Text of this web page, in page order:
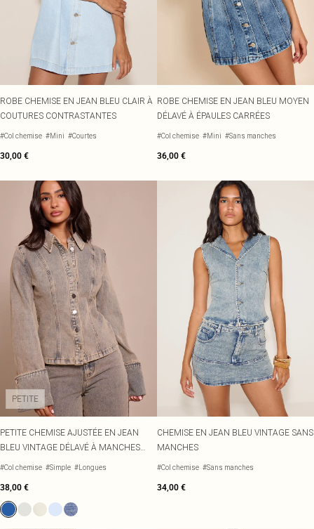
ROBE CHEMISE EN JEAN BLEU CLAIR À
COUTURES CONTRASTANTES
#Col chemise #Mini #Courtes
30,00 €
ROBE CHEMISE EN JEAN BLEU MOYEN
DÉLAVÉ À ÉPAULES CARRÉES
#Col chemise #Mini #Sans manches
36,00 €
PETITE
PETITE CHEMISE AJUSTÉE EN JEAN
BLEU VINTAGE DÉLAVÉ À MANCHES
LONGUES
#Col chemise #Simple #Longues
38,00 €
CHEMISE EN JEAN BLEU VINTAGE SANS
MANCHES
#Col chemise #Sans manches
34,00 €